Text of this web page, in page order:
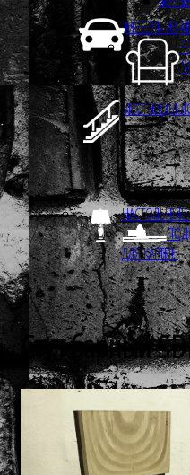
МЕБЕЛЬ ИЗ
ЛЕСТНИЦЫ
ДЛЯ КАРТИН
Стул барный